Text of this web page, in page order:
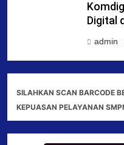
Digital
admin
SILAHKAN SCAN BARCODE
KEPUASAN PELAYANAN